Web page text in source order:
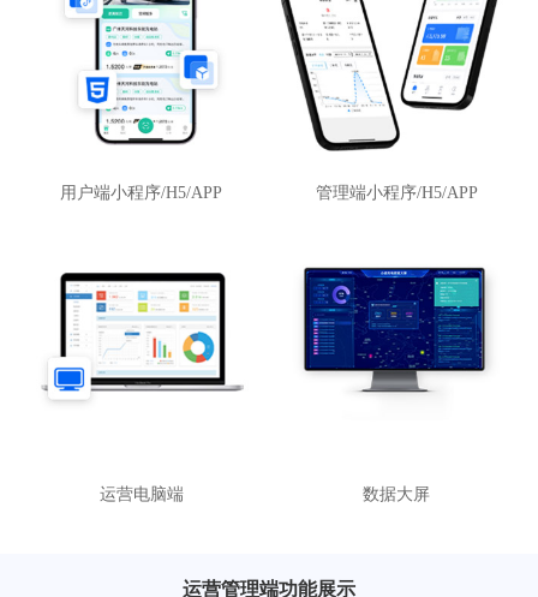
用户端小程序/H5/APP 管理端小程序/H5/APP
运营电脑端 数据大屏
运营管理端功能展示